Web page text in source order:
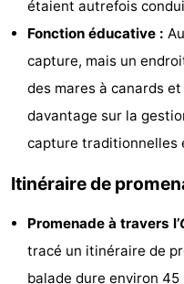
Wadden
Médicales
Région
Friesland
Leeuwarden
Îles
de
Frise
-
Schiermonnikoog
Ameland
étaient autrefois
Fonction éducative :
capture, mais un
des mares à canards
davantage sur la
capture traditionnelles
Itinéraire de
Promenade à travers l’
tracé un itinéraire de
balade dure environ